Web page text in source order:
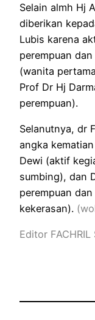
Selain almh Hj
diberikan
Lubis karena
perempuan
(wanita
Prof Dr Hj
perempuan).
Selanutnya, dr
angka
Dewi (aktif
sumbing), dan
perempuan
kekerasan).
Editor FACHRIL